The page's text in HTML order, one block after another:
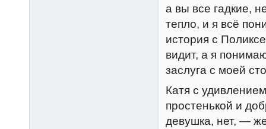
а вы все гадкие,
тепло, и я всё
история с
видит, а я
заслуга с моей
Катя с
простенькой и
девушка, нет, —